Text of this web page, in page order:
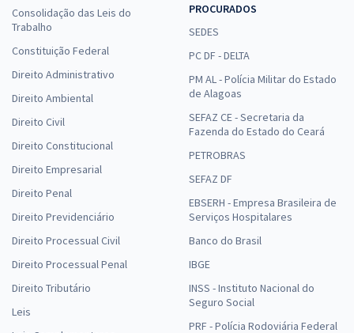
Consolidação das Leis do
Trabalho
Constituição Federal
Direito Administrativo
Direito Ambiental
Direito Civil
Direito Constitucional
Direito Empresarial
Direito Penal
Direito Previdenciário
Direito Processual Civil
Direito Processual Penal
Direito Tributário
Leis
PROCURADOS
SEDES
PC DF - DELTA
PM AL - Polícia Militar do Estado
de Alagoas
SEFAZ CE - Secretaria da
Fazenda do Estado do Ceará
PETROBRAS
SEFAZ DF
EBSERH - Empresa Brasileira de
Serviços Hospitalares
Banco do Brasil
IBGE
INSS - Instituto Nacional do
Seguro Social
PRF - Polícia Rodoviária Federal